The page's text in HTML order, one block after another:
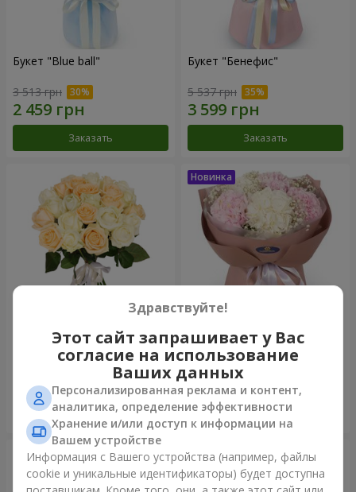
Букет "Blue ball"
3 513 грн
Заказать
Букет "Бенефис"
5 537 грн
Заказать
Микс “Нежность” из 21 розы
Заказать
Букет "Искренность"
3 679 грн
Заказать
Здравствуйте!
Этот сайт запрашивает у Вас
согласие на использование
Ваших данных
Персонализированная реклама и контент,
аналитика, определение эффективности
Хранение и/или доступ к информации на
Вашем устройстве
Информация с Вашего устройства (например, файлы
cookie и уникальные идентификаторы) будет доступна